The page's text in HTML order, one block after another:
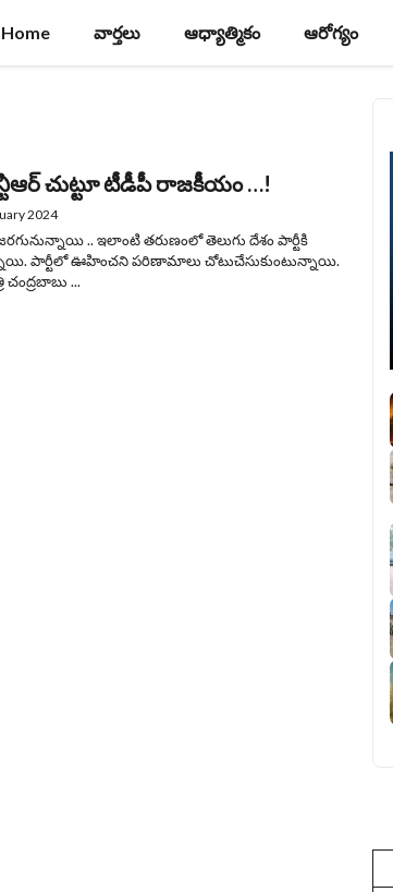
Home వార్తలు ఆధ్యాత్మికం ఆరోగ్యం
చుట్టూ టీడీపీ రాజకీయం …!
2024
.. ఇలాంటి తరుణంలో తెలుగు దేశం పార్టీకి
పార్టీలో ఊహించని పరిణామాలు చోటుచేసుకుంటున్నాయి.
...